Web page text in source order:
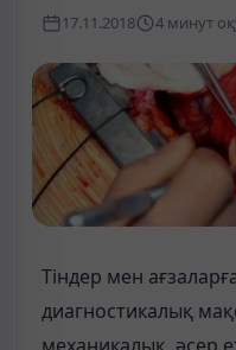
17.11.2018 4 минут
Тіндер мен
диагностикалық